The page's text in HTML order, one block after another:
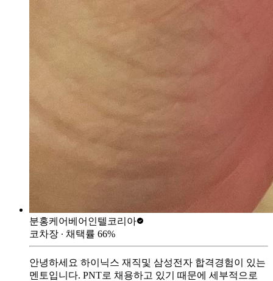
분홍케어베어 인텔코리아
코차장 ∙ 채택률 66%
안녕하세요 하이닉스 재직및 삼성전자 합격경험이 있는
멘토입니다. PNT로 채용하고 있기 때문에 세부적으로